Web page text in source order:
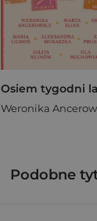
Weronika
Podobne